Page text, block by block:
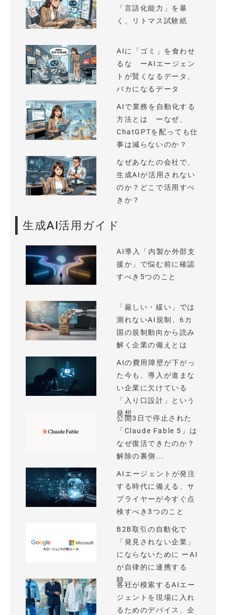
「言語化能力」を暴
く、リトマス試験紙
AIに「ゴミ」を食わせ
るな ーAIエージェン
トが賢くなるデータ、
バカになるデータ
AIで業務を自動化する
方法とは ーなぜ、
ChatGPTを配っても仕
事は減らないのか？
なぜあなたの会社で、
生成AIが活用されない
のか？どこで活用すべ
きか？
生成AI活用ガイド
AI導入「内製か外部支
援か」で悩む前に確認
すべき5つのこと
「厳しい・緩い」では
測れないAI規制、6カ
国の規制動向から読み
解く企業の備えとは
AIの費用障壁が下がっ
た今も、導入が進まな
い企業に欠けている
「入り口設計」という
発想
公開3日で停止された
「Claude Fable 5」は
なぜ復活できたのか？
解除の裏側...
AIエージェントが発注
する時代に備える、サ
プライヤーが今すぐ点
検すべき3つのこと
B2B取引の自動化で
「発見されない企業」
にならないために ーAI
が自律的に連携する
時...
各社が模索するAIエー
ジェントを現場に入れ
るためのデバイス、企